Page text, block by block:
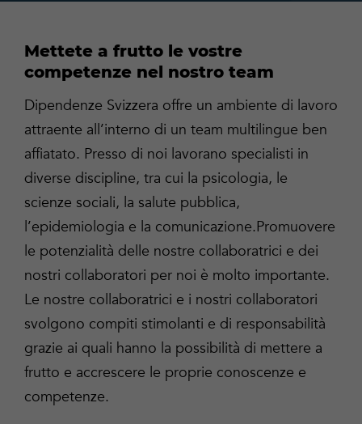
Mettete a frutto le vostre
competenze nel nostro team
Dipendenze Svizzera offre un ambiente di lavoro
attraente all’interno di un team multilingue ben
affiatato. Presso di noi lavorano specialisti in
diverse discipline, tra cui la psicologia, le
scienze sociali, la salute pubblica,
l’epidemiologia e la comunicazione.Promuovere
le potenzialità delle nostre collaboratrici e dei
nostri collaboratori per noi è molto importante.
Le nostre collaboratrici e i nostri collaboratori
svolgono compiti stimolanti e di responsabilità
grazie ai quali hanno la possibilità di mettere a
frutto e accrescere le proprie conoscenze e
competenze.